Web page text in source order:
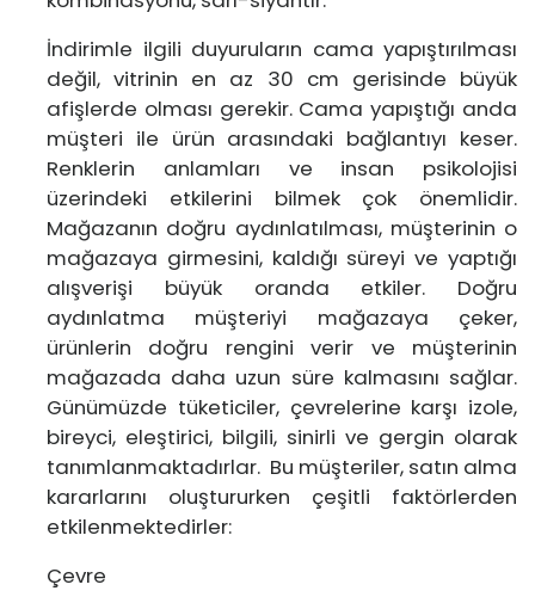
İndirimle ilgili duyuruların cama yapıştırılması
değil, vitrinin en az 30 cm gerisinde büyük
afişlerde olması gerekir. Cama yapıştığı anda
müşteri ile ürün arasındaki bağlantıyı keser.
Renklerin anlamları ve insan psikolojisi
üzerindeki etkilerini bilmek çok önemlidir.
Mağazanın doğru aydınlatılması, müşterinin o
mağazaya girmesini, kaldığı süreyi ve yaptığı
alışverişi büyük oranda etkiler. Doğru
aydınlatma müşteriyi mağazaya çeker,
ürünlerin doğru rengini verir ve müşterinin
mağazada daha uzun süre kalmasını sağlar.
Günümüzde tüketiciler, çevrelerine karşı izole,
bireyci, eleştirici, bilgili, sinirli ve gergin olarak
tanımlanmaktadırlar. Bu müşteriler, satın alma
kararlarını oluştururken çeşitli faktörlerden
etkilenmektedirler:
Çevre